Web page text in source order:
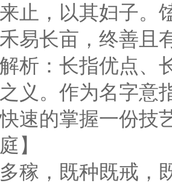
，以其妇子。馌
易长亩，终善且
：长指优点、长
义。作为名字意
速的掌握一份技
，既种既戒，既